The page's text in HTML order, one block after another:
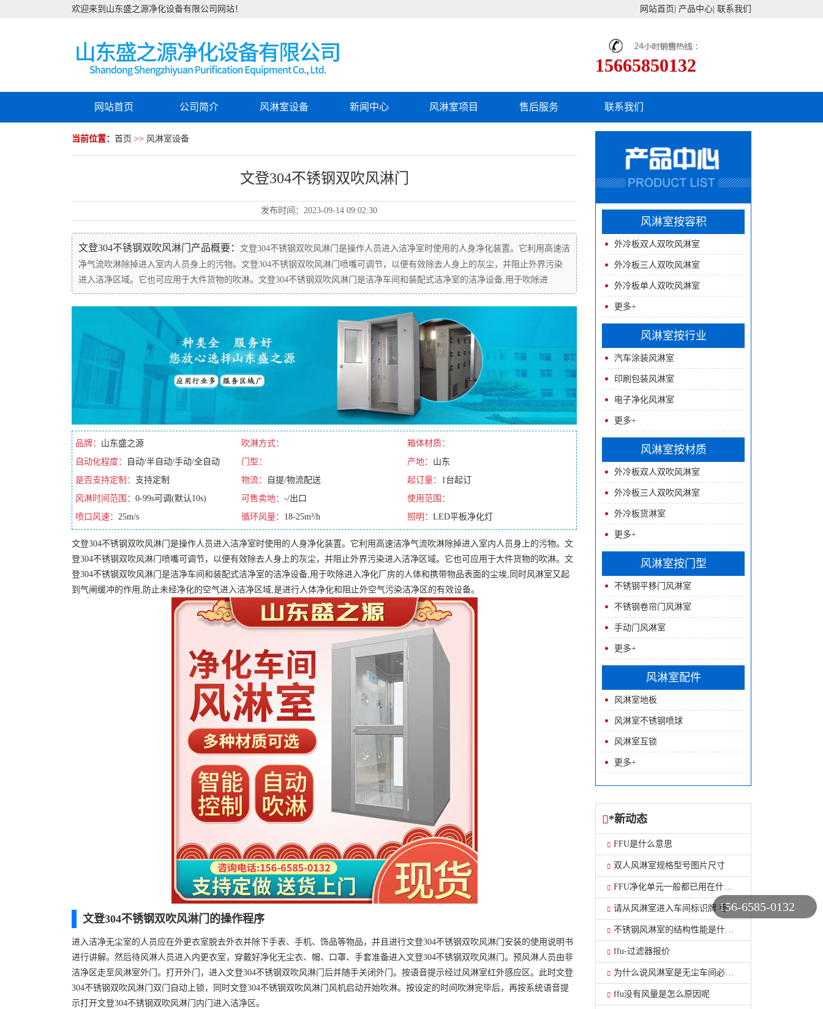
欢迎来到山东盛之源净化设备有限公司网站！ 网站首页 产品中心 联系我们
15665850132
网站首页 公司简介 风淋室设备 新闻中心 风淋室项目 售后服务 联系我们
当前位置： 首页 >> 风淋室设备
文登304不锈钢双吹风淋门
发布时间： 2023-09-14 09:02:30
文登304不锈钢双吹风淋门产品概要： 文登304不锈钢双吹风淋门是操作人员进入洁净室时使用的人身净化装置。它利用高速洁
净气流吹淋除掉进入室内人员身上的污物。文登304不锈钢双吹风淋门喷嘴可调节，以便有效除去人身上的灰尘，并阻止外界污染
进入洁净区域。它也可应用于大件货物的吹淋。文登304不锈钢双吹风淋门是洁净车间和装配式洁净室的洁净设备,用于吹除进
品牌： 山东盛之源 吹淋方式：
箱体材质：
自动化程度：
自动/半自动/手动/全自动 门型： 产地： 山东
是否支持定制： 支持定制 物流： 自提/物流配送 起订量： 1台起订
风淋时间范围： 0-99s可调(默认10s) 可售卖地： -/出口
使用范围：
喷口风速： 25m/s 循环风量： 18-25m³/h 照明： LED平板净化灯
文登304不锈钢双吹风淋门是操作人员进入洁净室时使用的人身净化装置。它利用高速洁净气流吹淋除掉进入室内人员身上的污物。文
登304不锈钢双吹风淋门喷嘴可调节，以便有效除去人身上的灰尘，并阻止外界污染进入洁净区域。它也可应用于大件货物的吹淋。文
登304不锈钢双吹风淋门是洁净车间和装配式洁净室的洁净设备,用于吹除进入净化厂房的人体和携带物品表面的尘埃,同时风淋室又起
到气闸缓冲的作用,防止未经净化的空气进入洁净区域,是进行人体净化和阻止外空气污染洁净区的有效设备。
文登304不锈钢双吹风淋门的操作程序
进入洁净无尘室的人员应在外更衣室脱去外衣并除下手表、手机、饰品等物品，并且进行文登304不锈钢双吹风淋门安装的使用说明书
进行讲解。然后待风淋人员进入内更衣室，穿戴好净化无尘衣、帽、口罩、手套准备进入文登304不锈钢双吹风淋门。预风淋人员由非
洁净区走至风淋室外门。打开外门，进入文登304不锈钢双吹风淋门后并随手关闭外门。按语音提示经过风淋室红外感应区。此时文登
304不锈钢双吹风淋门双门自动上锁，同时文登304不锈钢双吹风淋门风机启动开始吹淋。按设定的时间吹淋完毕后，再按系统语音提
示打开文登304不锈钢双吹风淋门内门进入洁净区。
风淋室按容积
外冷板双人双吹风淋室
外冷板三人双吹风淋室
外冷板单人双吹风淋室
更多+
风淋室按行业
汽车涂装风淋室
印刷包装风淋室
电子净化风淋室
更多+
风淋室按材质
外冷板双人双吹风淋室
外冷板三人双吹风淋室
外冷板货淋室
更多+
风淋室按门型
不锈钢平移门风淋室
不锈钢卷帘门风淋室
手动门风淋室
更多+
风淋室配件
风淋室地板
风淋室不锈钢喷球
风淋室互锁
更多+
*新动态
FFU是什么意思
双人风淋室规格型号图片尺寸
FFU净化单元一般都已用在什么地方
请从风淋室进入车间标识牌 枣庄风淋室工厂
不锈钢风淋室的结构性能是什么？
ffu-过滤器报价
为什么说风淋室是无尘车间必不可少的设备呢？
ffu没有风量是怎么原因呢
156-6585-0132